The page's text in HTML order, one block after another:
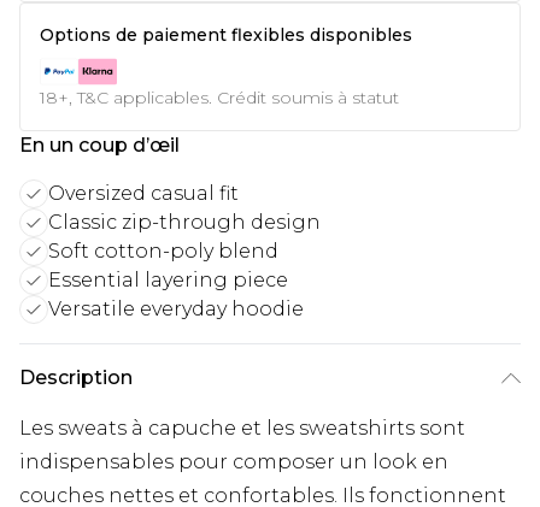
Options de paiement flexibles disponibles
18+, T&C applicables. Crédit soumis à statut
En un coup d’œil
Oversized casual fit
Classic zip-through design
Soft cotton-poly blend
Essential layering piece
Versatile everyday hoodie
Description
Les sweats à capuche et les sweatshirts sont
indispensables pour composer un look en
couches nettes et confortables. Ils fonctionnent